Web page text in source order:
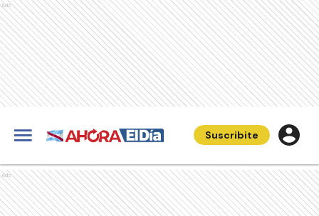
Ads
Suscribite
Ads